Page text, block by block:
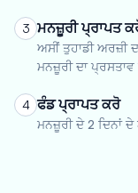
3 ਮਨਜ਼ੂਰੀ ਪ੍ਰਾਪਤ
ਅਸੀਂ ਤੁਹਾਡੀ ਅਰਜ਼ੀ
ਮਨਜ਼ੂਰੀ ਦਾ ਪ੍ਰਸਤਾਵ
4 ਫੰਡ ਪ੍ਰਾਪਤ ਕਰੋ
ਮਨਜ਼ੂਰੀ ਦੇ 2 ਦਿਨਾਂ